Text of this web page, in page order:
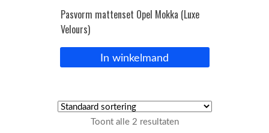
Pasvorm mattenset Opel Mokka (Luxe
Velours)
In winkelmand
Toont alle 2 resultaten